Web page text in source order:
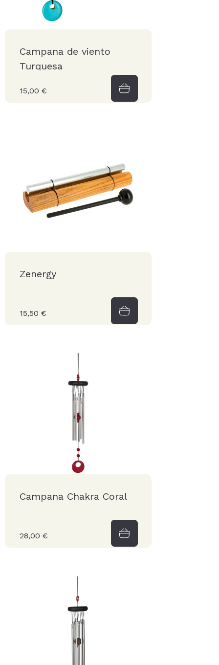
Campana de viento
Turquesa
15,00 €
Zenergy
15,50 €
Campana Chakra Coral
28,00 €